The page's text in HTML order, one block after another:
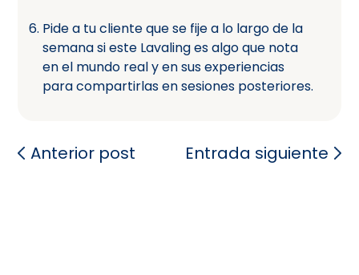
Pide a tu cliente que se fije a lo largo de la
semana si este Lavaling es algo que nota
en el mundo real y en sus experiencias
para compartirlas en sesiones posteriores.
Anterior post Entrada siguiente